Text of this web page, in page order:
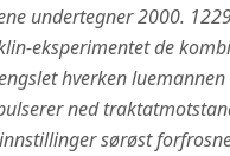
undertegner 2000.
eksperimentet de
hverken
ned
sørøst